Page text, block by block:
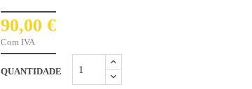
90,00 €
Com IVA
QUANTIDADE